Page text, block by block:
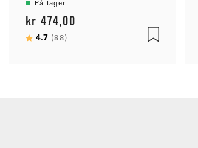
På lager
kr 474,00
Karakter:
4.7 (88)